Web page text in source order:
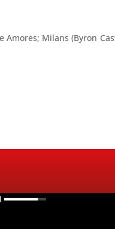
Amores; Milans (Byron